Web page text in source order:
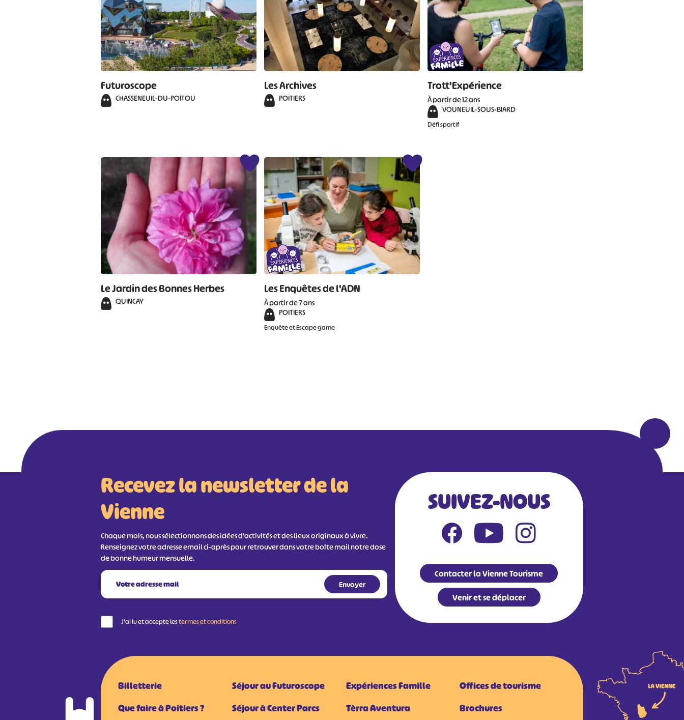
Futuroscope
CHASSENEUIL-DU-POITOU
Les Archives
POITIERS
Trott'Expérience
À partir de 12 ans
VOUNEUIL-SOUS-BIARD
Défi sportif
Le Jardin des Bonnes Herbes
QUINCAY
Les Enquêtes de l'ADN
À partir de 7 ans
POITIERS
Enquête et Escape game
Recevez la newsletter de la
Vienne
Chaque mois, nous sélectionnons des idées d'activités et des lieux originaux à vivre.
Renseignez votre adresse email ci-après pour retrouver dans votre boîte mail notre dose
de bonne humeur mensuelle.
J'ai lu et accepte lestermes et conditions
SUIVEZ-NOUS
Contacter la Vienne Tourisme
Venir et se déplacer
Billetterie
Que faire à Poitiers ?
Séjour au Futuroscope
Séjour à Center Parcs
Expériences Famille
Tèrra Aventura
Offices de tourisme
Brochures